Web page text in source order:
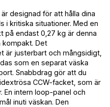
designad för att hålla dina
i kritiska situationer. Med en
på endast 0,27 kg är denna
Det
är justerbart och mångsidigt,
som en separat väska
Snabbdrag gör att du
CCW-facket, som är
En intern loop-panel och
inuti väskan. Den